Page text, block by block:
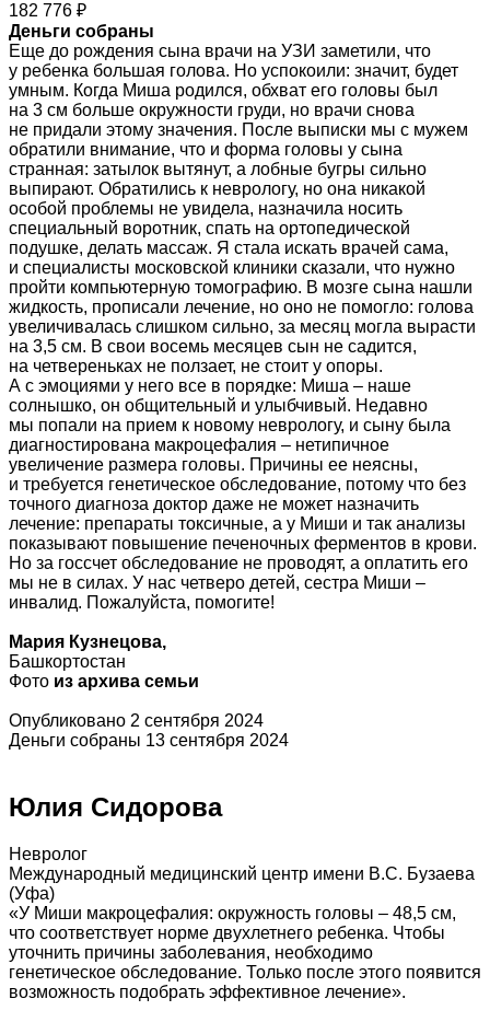
182 776 ₽
Деньги собраны
Еще до рождения сына врачи на УЗИ заметили, что
у ребенка большая голова. Но успокоили: значит, будет
умным. Когда Миша родился, обхват его головы был
на 3 см больше окружности груди, но врачи снова
не придали этому значения. После выписки мы с мужем
обратили внимание, что и форма головы у сына
странная: затылок вытянут, а лобные бугры сильно
выпирают. Обратились к неврологу, но она никакой
особой проблемы не увидела, назначила носить
специальный воротник, спать на ортопедической
подушке, делать массаж. Я стала искать врачей сама,
и специалисты московской клиники сказали, что нужно
пройти компьютерную томографию. В мозге сына нашли
жидкость, прописали лечение, но оно не помогло: голова
увеличивалась слишком сильно, за месяц могла вырасти
на 3,5 см. В свои восемь месяцев сын не садится,
на четвереньках не ползает, не стоит у опоры.
А с эмоциями у него все в порядке: Миша – наше
солнышко, он общительный и улыбчивый. Недавно
мы попали на прием к новому неврологу, и сыну была
диагностирована макроцефалия – нетипичное
увеличение размера головы. Причины ее неясны,
и требуется генетическое обследование, потому что без
точного диагноза доктор даже не может назначить
лечение: препараты токсичные, а у Миши и так анализы
показывают повышение печеночных ферментов в крови.
Но за госсчет обследование не проводят, а оплатить его
мы не в силах. У нас четверо детей, сестра Миши –
инвалид. Пожалуйста, помогите!
Мария Кузнецова,
Башкортостан
Фото из архива семьи
Опубликовано 2 сентября 2024
Деньги собраны 13 сентября 2024
Юлия Сидорова
Невролог
Международный медицинский центр имени В.С. Бузаева
(Уфа)
«У Миши макроцефалия: окружность головы – 48,5 см,
что соответствует норме двухлетнего ребенка. Чтобы
уточнить причины заболевания, необходимо
генетическое обследование. Только после этого появится
возможность подобрать эффективное лечение».